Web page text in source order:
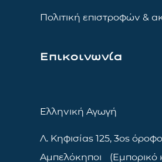
Πολιτική επιστροφών &
Επικοινωνία
Ελληνική Αγωγή
Λ. Κηφισίας 125, 3ος
Αμπελόκηποι (Εμπορικό